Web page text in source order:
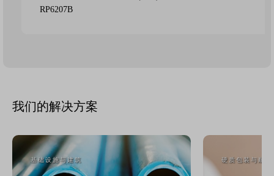
RP6207B
RP6207B
我们的解决方案
基础设施与建筑 硬质包装与耐